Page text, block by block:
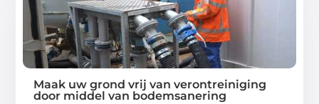
Maak uw grond vrij van verontreiniging
door middel van bodemsanering